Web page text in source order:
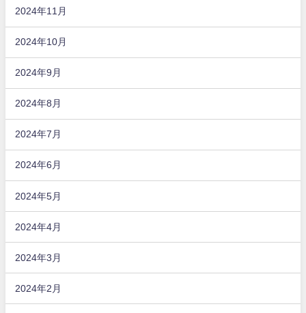
2024年11月
2024年10月
2024年9月
2024年8月
2024年7月
2024年6月
2024年5月
2024年4月
2024年3月
2024年2月